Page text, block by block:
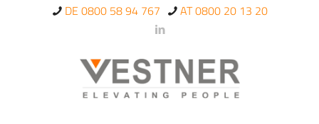
DE 0800 58 94 767 AT 0800 20 13 20